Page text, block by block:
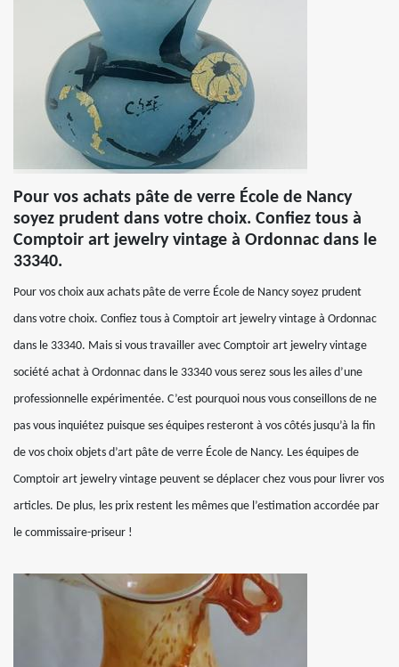
Pour vos achats pâte de verre École de Nancy
soyez prudent dans votre choix. Confiez tous à
Comptoir art jewelry vintage à Ordonnac dans le
33340.
Pour vos choix aux achats pâte de verre École de Nancy soyez prudent
dans votre choix. Confiez tous à Comptoir art jewelry vintage à Ordonnac
dans le 33340. Mais si vous travailler avec Comptoir art jewelry vintage
société achat à Ordonnac dans le 33340 vous serez sous les ailes d’une
professionnelle expérimentée. C’est pourquoi nous vous conseillons de ne
pas vous inquiétez puisque ses équipes resteront à vos côtés jusqu’à la fin
de vos choix objets d’art pâte de verre École de Nancy. Les équipes de
Comptoir art jewelry vintage peuvent se déplacer chez vous pour livrer vos
articles. De plus, les prix restent les mêmes que l’estimation accordée par
le commissaire-priseur !